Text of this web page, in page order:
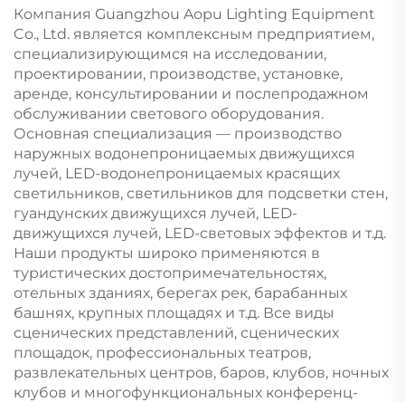
Компания Guangzhou Aopu Lighting Equipment
Co., Ltd. является комплексным предприятием,
специализирующимся на исследовании,
проектировании, производстве, установке,
аренде, консультировании и послепродажном
обслуживании светового оборудования.
Основная специализация — производство
наружных водонепроницаемых движущихся
лучей, LED-водонепроницаемых красящих
светильников, светильников для подсветки стен,
гуандунских движущихся лучей, LED-
движущихся лучей, LED-световых эффектов и т.д.
Наши продукты широко применяются в
туристических достопримечательностях,
отельных зданиях, берегах рек, барабанных
башнях, крупных площадях и т.д. Все виды
сценических представлений, сценических
площадок, профессиональных театров,
развлекательных центров, баров, клубов, ночных
клубов и многофункциональных конференц-